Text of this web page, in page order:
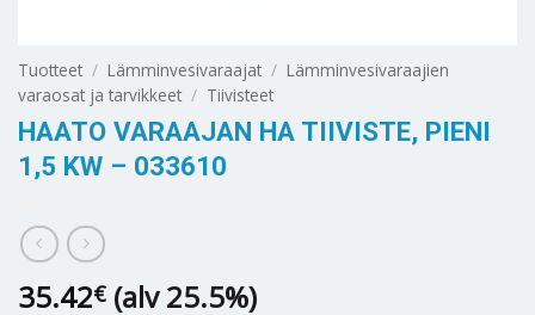
Tuotteet / Lämminvesivaraajat / Lämminvesivaraajien
varaosat ja tarvikkeet / Tiivisteet
HAATO VARAAJAN HA TIIVISTE, PIENI
1,5 KW – 033610
35.42€ (alv 25.5%)